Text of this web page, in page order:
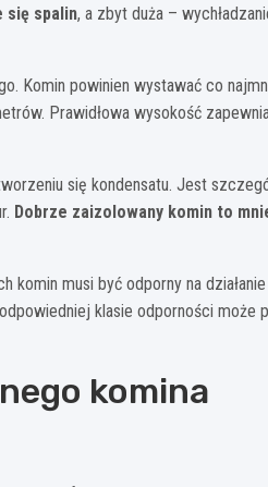
się spalin, a zbyt duża –
Komin powinien wystawać co
Prawidłowa wysokość
się kondensatu. Jest
Dobrze zaizolowany komin to
komin musi być odporny na
klasie odporności może
komina